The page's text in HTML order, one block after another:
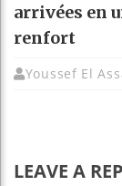
arrivées en
renfort
Youssef El
LEAVE A